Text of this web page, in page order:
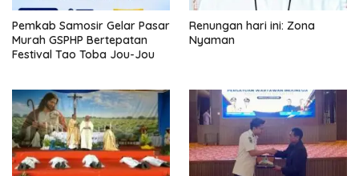
Pemkab Samosir Gelar Pasar
Murah GSPHP Bertepatan
Festival Tao Toba Jou-Jou
Renungan hari ini: Zona
Nyaman